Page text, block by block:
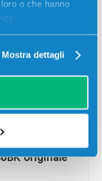
o che hanno
Mostra dettagli
originale